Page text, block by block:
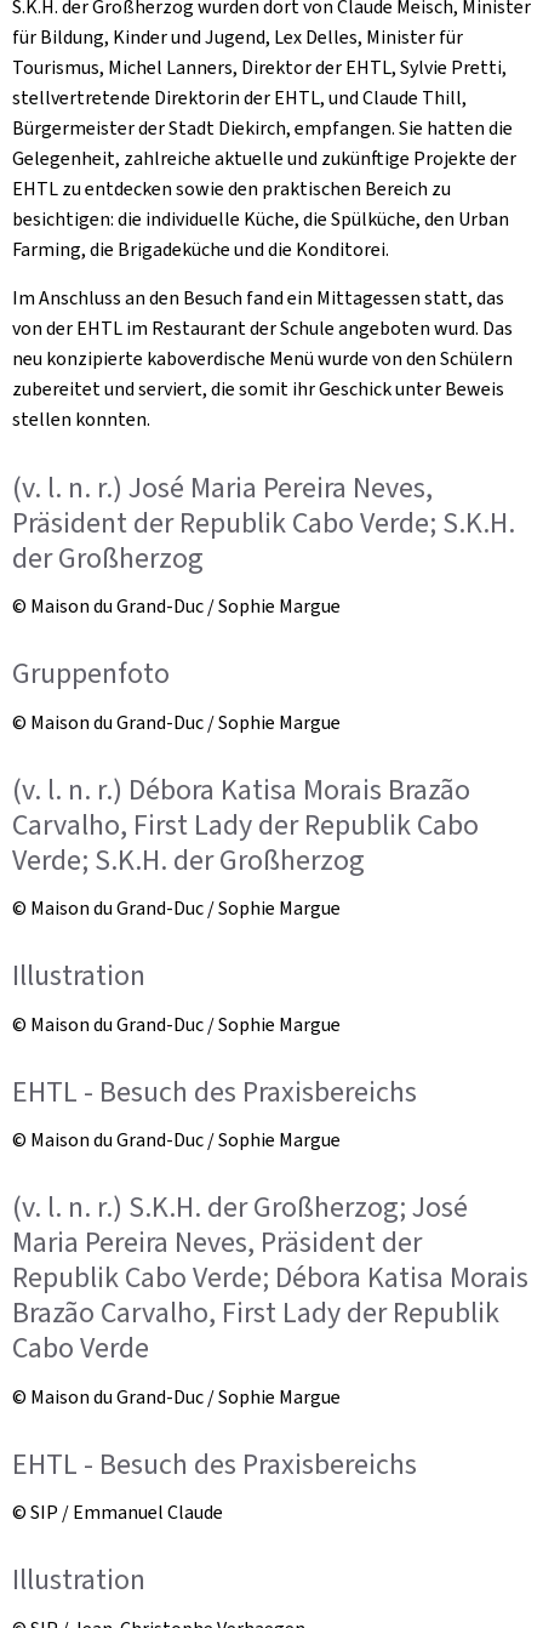
S.K.H. der Großherzog wurden dort von Claude Meisch, Minister
für Bildung, Kinder und Jugend, Lex Delles, Minister für
Tourismus, Michel Lanners, Direktor der EHTL, Sylvie Pretti,
stellvertretende Direktorin der EHTL, und Claude Thill,
Bürgermeister der Stadt Diekirch, empfangen. Sie hatten die
Gelegenheit, zahlreiche aktuelle und zukünftige Projekte der
EHTL zu entdecken sowie den praktischen Bereich zu
besichtigen: die individuelle Küche, die Spülküche, den Urban
Farming, die Brigadeküche und die Konditorei.
Im Anschluss an den Besuch fand ein Mittagessen statt, das
von der EHTL im Restaurant der Schule angeboten wurd. Das
neu konzipierte kaboverdische Menü wurde von den Schülern
zubereitet und serviert, die somit ihr Geschick unter Beweis
stellen konnten.
(v. l. n. r.) José Maria Pereira Neves,
Präsident der Republik Cabo Verde; S.K.H.
der Großherzog
© Maison du Grand-Duc / Sophie Margue
Gruppenfoto
© Maison du Grand-Duc / Sophie Margue
(v. l. n. r.) Débora Katisa Morais Brazão
Carvalho, First Lady der Republik Cabo
Verde; S.K.H. der Großherzog
© Maison du Grand-Duc / Sophie Margue
Illustration
© Maison du Grand-Duc / Sophie Margue
EHTL - Besuch des Praxisbereichs
© Maison du Grand-Duc / Sophie Margue
(v. l. n. r.) S.K.H. der Großherzog; José
Maria Pereira Neves, Präsident der
Republik Cabo Verde; Débora Katisa Morais
Brazão Carvalho, First Lady der Republik
Cabo Verde
© Maison du Grand-Duc / Sophie Margue
EHTL - Besuch des Praxisbereichs
© SIP / Emmanuel Claude
Illustration